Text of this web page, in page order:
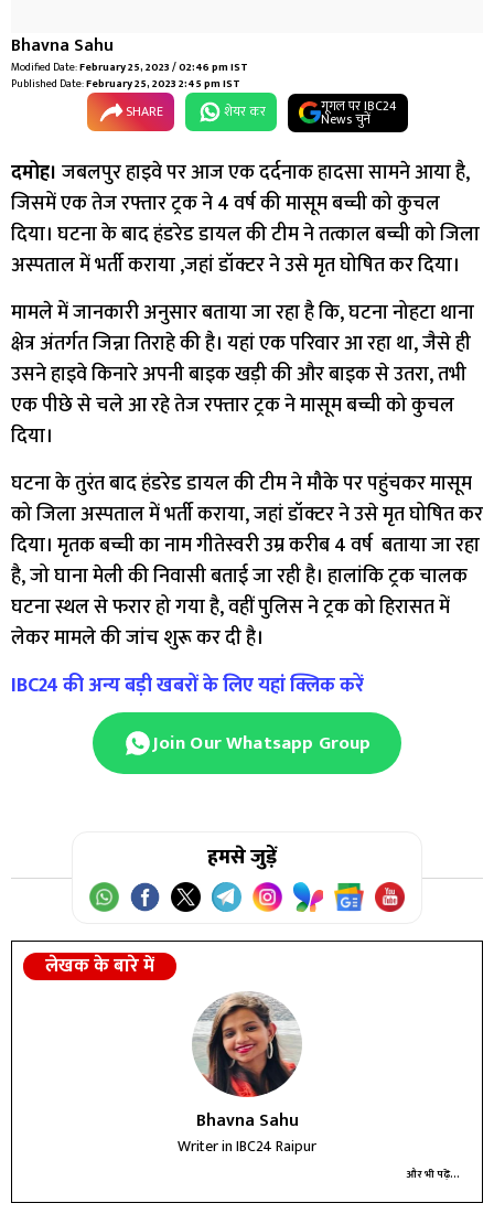
Bhavna Sahu
Modified Date:February 25, 2023 / 02:46 pm IST
Published Date:February 25, 2023 2:45 pm IST
SHARE शेयर कर गूगल पर IBC24
News चुनें
दमोह। जबलपुर हाइवे पर आज एक दर्दनाक हादसा सामने आया है,
जिसमें एक तेज रफ्तार ट्रक ने 4 वर्ष की मासूम बच्ची को कुचल
दिया। घटना के बाद हंडरेड डायल की टीम ने तत्काल बच्ची को जिला
अस्पताल में भर्ती कराया ,जहां डॉक्टर ने उसे मृत घोषित कर दिया।
मामले में जानकारी अनुसार बताया जा रहा है कि, घटना नोहटा थाना
क्षेत्र अंतर्गत जिन्ना तिराहे की है। यहां एक परिवार आ रहा था, जैसे ही
उसने हाइवे किनारे अपनी बाइक खड़ी की और बाइक से उतरा, तभी
एक पीछे से चले आ रहे तेज रफ्तार ट्रक ने मासूम बच्ची को कुचल
दिया।
घटना के तुरंत बाद हंडरेड डायल की टीम ने मौके पर पहुंचकर मासूम
को जिला अस्पताल में भर्ती कराया, जहां डॉक्टर ने उसे मृत घोषित कर
दिया। मृतक बच्ची का नाम गीतेस्वरी उम्र करीब 4 वर्ष बताया जा रहा
है, जो घाना मेली की निवासी बताई जा रही है। हालांकि ट्रक चालक
घटना स्थल से फरार हो गया है, वहीं पुलिस ने ट्रक को हिरासत में
लेकर मामले की जांच शुरू कर दी है।
IBC24 की अन्य बड़ी खबरों के लिए यहां क्लिक करें
Join Our Whatsapp Group
हमसे जुड़ें
लेखक के बारे में
Bhavna Sahu
Writer in IBC24 Raipur
और भी पढ़ें...